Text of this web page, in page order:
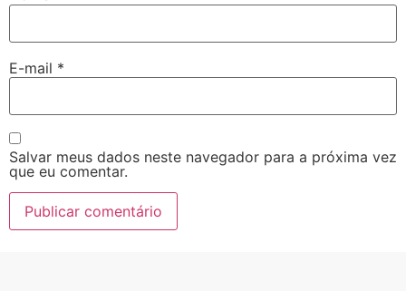
E-mail *
Salvar meus dados neste navegador para a próxima vez
que eu comentar.